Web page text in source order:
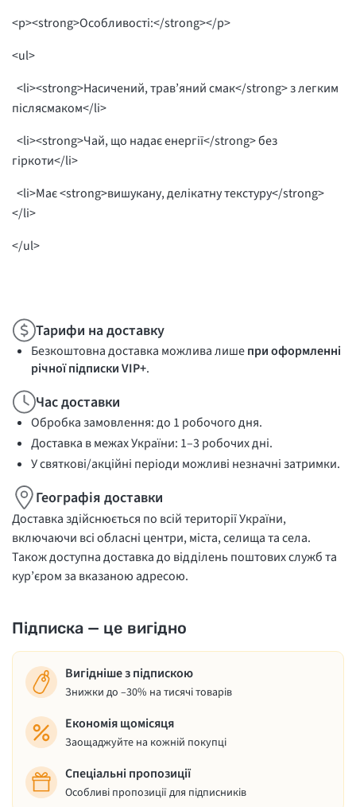
<p><strong>Особливості:</strong></p>
<ul>
<li><strong>Насичений, трав’яний смак</strong> з легким
післясмаком</li>
<li><strong>Чай, що надає енергії</strong> без
гіркоти</li>
<li>Має <strong>вишукану, делікатну текстуру</strong>
</li>
</ul>
Тарифи на доставку
Безкоштовна доставка можлива лишепри оформленні
річної підписки VIP+.
Час доставки
Обробка замовлення: до 1 робочого дня.
Доставка в межах України: 1–3 робочих дні.
У святкові/акційні періоди можливі незначні затримки.
Географія доставки
Доставка здійснюється по всій території України,
включаючи всі обласні центри, міста, селища та села.
Також доступна доставка до відділень поштових служб та
кур’єром за вказаною адресою.
Підписка — це вигідно
Вигідніше з підпискою
Знижки до –30% на тисячі товарів
Економія щомісяця
Заощаджуйте на кожній покупці
Спеціальні пропозиції
Особливі пропозиції для підписників